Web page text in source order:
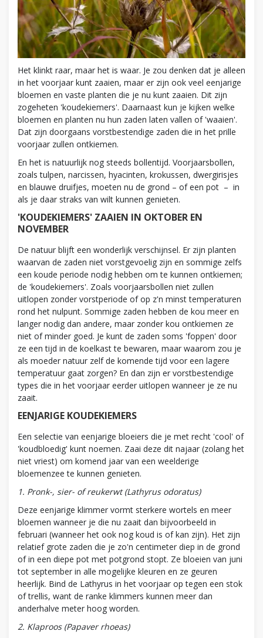
Het klinkt raar, maar het is waar. Je zou denken dat je alleen
in het voorjaar kunt zaaien, maar er zijn ook veel eenjarige
bloemen en vaste planten die je nu kunt zaaien. Dit zijn
zogeheten 'koudekiemers'. Daarnaast kun je kijken welke
bloemen en planten nu hun zaden laten vallen of 'waaien'.
Dat zijn doorgaans vorstbestendige zaden die in het prille
voorjaar zullen ontkiemen.
En het is natuurlijk nog steeds bollentijd. Voorjaarsbollen,
zoals tulpen, narcissen, hyacinten, krokussen, dwergirisjes
en blauwe druifjes, moeten nu de grond – of een pot – in
als je daar straks van wilt kunnen genieten.
'KOUDEKIEMERS' ZAAIEN IN OKTOBER EN
NOVEMBER
De natuur blijft een wonderlijk verschijnsel. Er zijn planten
waarvan de zaden niet vorstgevoelig zijn en sommige zelfs
een koude periode nodig hebben om te kunnen ontkiemen;
de 'koudekiemers'. Zoals voorjaarsbollen niet zullen
uitlopen zonder vorstperiode of op z'n minst temperaturen
rond het nulpunt. Sommige zaden hebben de kou meer en
langer nodig dan andere, maar zonder kou ontkiemen ze
niet of minder goed. Je kunt de zaden soms 'foppen' door
ze een tijd in de koelkast te bewaren, maar waarom zou je
als moeder natuur zelf de komende tijd voor een lagere
temperatuur gaat zorgen? En dan zijn er vorstbestendige
types die in het voorjaar eerder uitlopen wanneer je ze nu
zaait.
EENJARIGE KOUDEKIEMERS
Een selectie van eenjarige bloeiers die je met recht 'cool' of
'koudbloedig' kunt noemen. Zaai deze dit najaar (zolang het
niet vriest) om komend jaar van een weelderige
bloemenzee te kunnen genieten.
1. Pronk-, sier- of reukerwt (Lathyrus odoratus)
Deze eenjarige klimmer vormt sterkere wortels en meer
bloemen wanneer je die nu zaait dan bijvoorbeeld in
februari (wanneer het ook nog koud is of kan zijn). Het zijn
relatief grote zaden die je zo'n centimeter diep in de grond
of in een diepe pot met potgrond stopt. Ze bloeien van juni
tot september in alle mogelijke kleuren en ze geuren
heerlijk. Bind de Lathyrus in het voorjaar op tegen een stok
of trellis, want de ranke klimmers kunnen meer dan
anderhalve meter hoog worden.
2. Klaproos (Papaver rhoeas)